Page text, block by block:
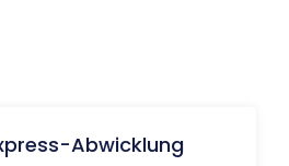
Abwicklung